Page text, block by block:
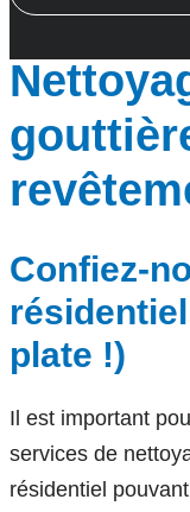
Confiez-
plate !)
Il est important
services de
résidentiel